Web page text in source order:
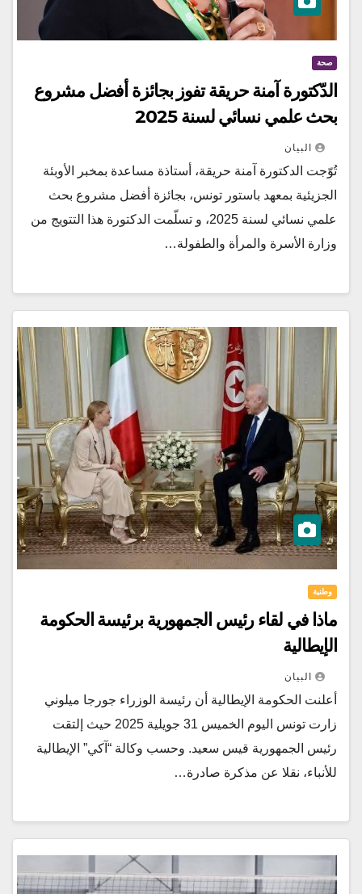
صحة
الدّكتورة آمنة حريقة تفوز بجائزة أفضل مشروع
بحث علمي نسائي لسنة 2025
البيان
تُوّجت الدكتورة آمنة حريقة، أستاذة مساعدة بمخبر الأوبئة
الجزيئية بمعهد باستور تونس، بجائزة أفضل مشروع بحث
علمي نسائي لسنة 2025، و تسلّمت الدكتورة هذا التتويج من
وزارة الأسرة والمرأة والطفولة…
وطنية
ماذا في لقاء رئيس الجمهورية برئيسة الحكومة
الإيطالية
البيان
أعلنت الحكومة الإيطالية أن رئيسة الوزراء جورجا ميلوني
زارت تونس اليوم الخميس 31 جويلية 2025 حيث إلتقت
رئيس الجمهورية قيس سعيد. وحسب وكالة “آكي” الإيطالية
للأنباء، نقلا عن مذكرة صادرة…